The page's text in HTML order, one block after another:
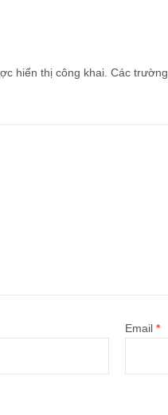
hiển thị công khai. Các
Email *